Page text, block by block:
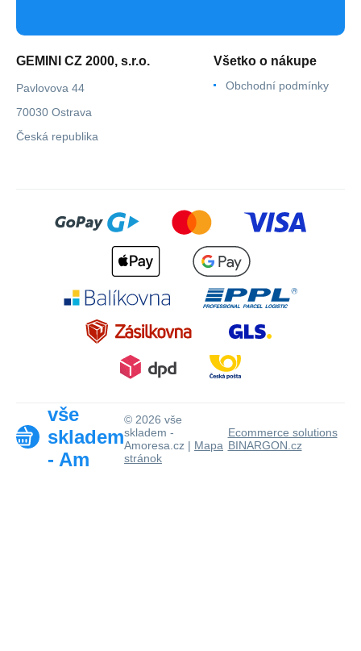
GEMINI CZ 2000, s.r.o.
Pavlovova 44
70030 Ostrava
Česká republika
Všetko o nákupe
Obchodní podmínky
vše
skladem
- Am
© 2026 vše
skladem -
Amoresa.cz | Mapa
stránok
Ecommerce solutions
BINARGON.cz